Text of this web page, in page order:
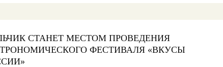
СТАНЕТ МЕСТОМ ПРОВЕДЕНИЯ
ФЕСТИВАЛЯ «ВКУСЫ